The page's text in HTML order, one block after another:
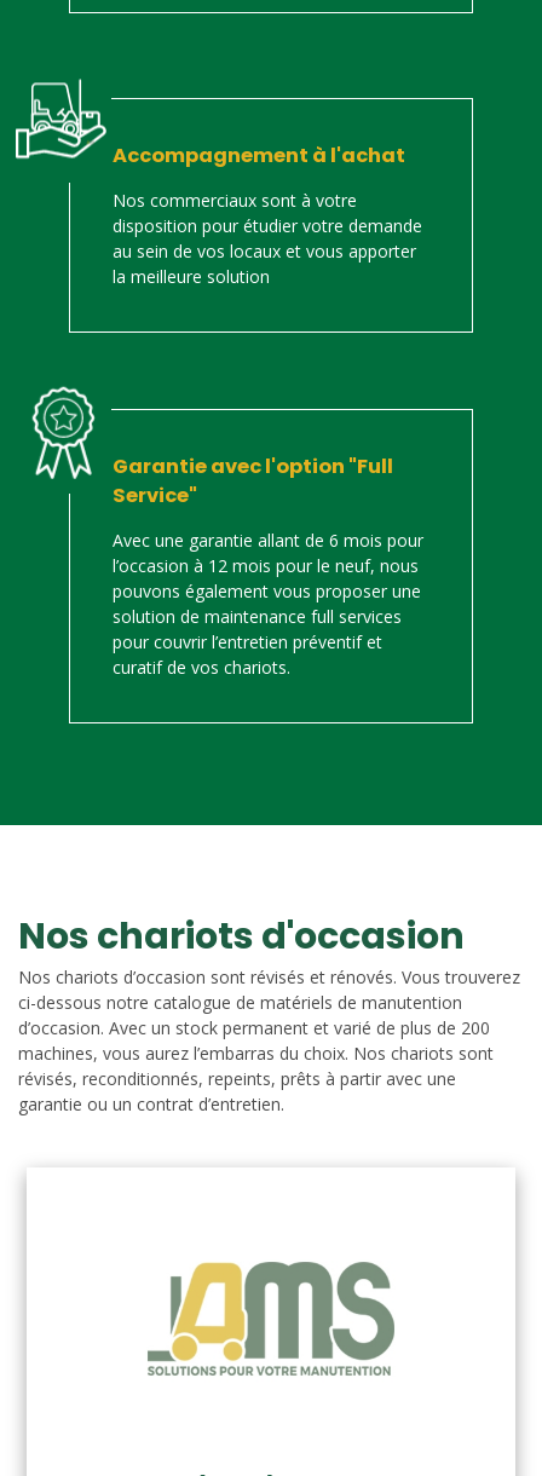
Accompagnement à l'achat
Nos commerciaux sont à votre
disposition pour étudier votre demande
au sein de vos locaux et vous apporter
la meilleure solution
Garantie avec l'option "Full
Service"
Avec une garantie allant de 6 mois pour
l’occasion à 12 mois pour le neuf, nous
pouvons également vous proposer une
solution de maintenance full services
pour couvrir l’entretien préventif et
curatif de vos chariots.
Nos chariots d'occasion
Nos chariots d’occasion sont révisés et rénovés. Vous trouverez
ci-dessous notre catalogue de matériels de manutention
d’occasion. Avec un stock permanent et varié de plus de 200
machines, vous aurez l’embarras du choix. Nos chariots sont
révisés, reconditionnés, repeints, prêts à partir avec une
garantie ou un contrat d’entretien.